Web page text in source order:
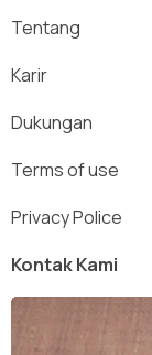
Tentang
Karir
Dukungan
Terms of use
Privacy Police
Kontak Kami